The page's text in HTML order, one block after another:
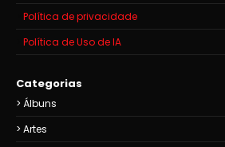
Política de privacidade
Política de Uso de IA
Categorias
Álbuns
Artes